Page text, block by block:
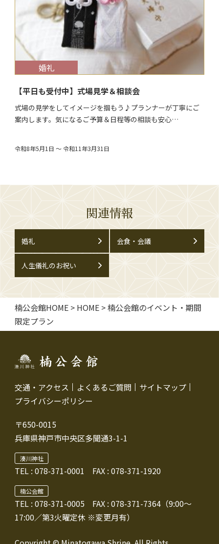
$target_date
婚礼
【平日も受付中】式場見学＆相談会
式場の見学をしてイメージを掴もう♪プランナーが丁寧にご
案内します。気になるご予算＆日程等の相談も安心…
令和8年5月1日 ～ 令和11年3月31日
関連情報
婚礼 会食・会議
人生儀礼のお祝い
楠公会館HOME > HOME >楠公会館のイベント・期間
限定プラン
交通・アクセス よくあるご質問
サイトマップ
プライバシーポリシー
〒650-0015
兵庫県神戸市中央区多聞通3-1-1
湊川神社
TEL : 078-371-0001 FAX : 078-371-1920
楠公会館
TEL : 078-371-0005 FAX : 078-371-7364（9:00～
17:00／第3火曜定休 ※変更月有）